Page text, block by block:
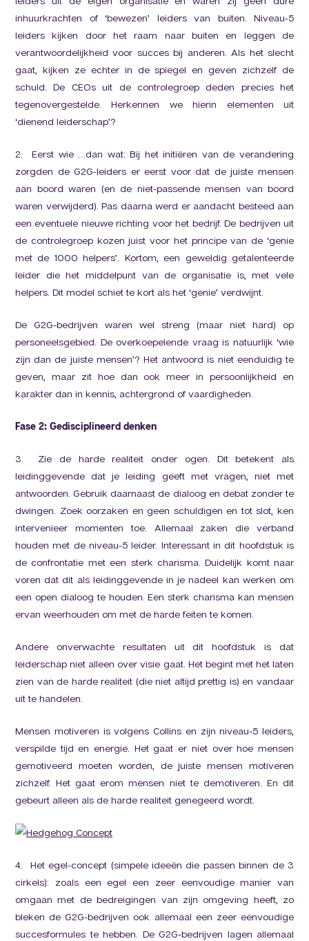
inhuurkrachten of ‘bewezen’ leiders van buiten. Niveau-5
leiders kijken door het raam naar buiten en leggen de
verantwoordelijkheid voor succes bij anderen. Als het slecht
gaat, kijken ze echter in de spiegel en geven zichzelf de
schuld. De CEOs uit de controlegroep deden precies het
tegenovergestelde. Herkennen we hierin elementen uit
‘dienend leiderschap’?
2. Eerst wie …dan wat: Bij het initiëren van de verandering
zorgden de G2G-leiders er eerst voor dat de juiste mensen
aan boord waren (en de niet-passende mensen van boord
waren verwijderd). Pas daarna werd er aandacht besteed aan
een eventuele nieuwe richting voor het bedrijf. De bedrijven uit
de controlegroep kozen juist voor het principe van de ‘genie
met de 1000 helpers’. Kortom, een geweldig getalenteerde
leider die het middelpunt van de organisatie is, met vele
helpers. Dit model schiet te kort als het ‘genie’ verdwijnt.
De G2G-bedrijven waren wel streng (maar niet hard) op
personeelsgebied. De overkoepelende vraag is natuurlijk ‘wie
zijn dan de juiste mensen’? Het antwoord is niet eenduidig te
geven, maar zit hoe dan ook meer in persoonlijkheid en
karakter dan in kennis, achtergrond of vaardigheden.
Fase 2: Gedisciplineerd denken
3. Zie de harde realiteit onder ogen. Dit betekent als
leidinggevende dat je leiding geeft met vragen, niet met
antwoorden. Gebruik daarnaast de dialoog en debat zonder te
dwingen. Zoek oorzaken en geen schuldigen en tot slot, ken
intervenieer momenten toe. Allemaal zaken die verband
houden met de niveau-5 leider. Interessant in dit hoofdstuk is
de confrontatie met een sterk charisma. Duidelijk komt naar
voren dat dit als leidinggevende in je nadeel kan werken om
een open dialoog te houden. Een sterk charisma kan mensen
ervan weerhouden om met de harde feiten te komen.
Andere onverwachte resultaten uit dit hoofdstuk is dat
leiderschap niet alleen over visie gaat. Het begint met het laten
zien van de harde realiteit (die niet altijd prettig is) en vandaar
uit te handelen.
Mensen motiveren is volgens Collins en zijn niveau-5 leiders,
verspilde tijd en energie. Het gaat er niet over hoe mensen
gemotiveerd moeten worden, de juiste mensen motiveren
zichzelf. Het gaat erom mensen niet te demotiveren. En dit
gebeurt alleen als de harde realiteit genegeerd wordt.
4. Het egel-concept (simpele ideeën die passen binnen de 3
cirkels): zoals een egel een zeer eenvoudige manier van
omgaan met de bedreigingen van zijn omgeving heeft, zo
bleken de G2G-bedrijven ook allemaal een zeer eenvoudige
succesformules te hebben. De G2G-bedrijven lagen allemaal